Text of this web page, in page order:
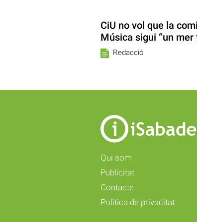
CiU no vol que la
Música sigui “un mer
Redacció
Qui som
Publicitat
Contacte
Política de privacitat